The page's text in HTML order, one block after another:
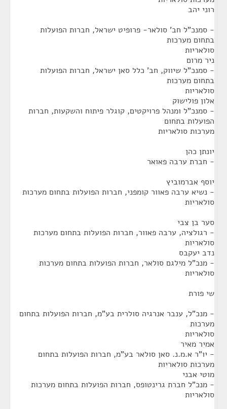
רוני יהב
- סמנכ"ל חב' סולאר- פרופיט ישראל, חברות הפועלות
בתחום מערכות
סולאריות
ניר מרום
- סמנכ"ל שיווק, חב' כלל סאן ישראל, חברות הפועלות
בתחום מערכות
סולאריות
אלון פולישוק
- סמנכ"ל ומנהל פרויקטים, קוגלר פיתוח והשקעות, חברות
הפועלות בתחום
מערכות סולאריות
יונתן כהן
- חברת ערבה פאואר
יוסף אברמוביץ
- נשיא ערבה פאוור קומפני, חברות הפועלות בתחום מערכות
סולאריות
סער בן צבי
- רגולציה, ערבה פאוור, חברות הפועלות בתחום מערכות
סולאריות
נדב יעקבס
- מנכ"ל מילגם סולאר, חברות הפועלות בתחום מערכות
סולאריות
שי פורת
- מנכ"ל, ענבר אנרגיה סולרית בע"מ, חברות הפועלות בתחום
מערכות
סולאריות
אמיר מאיר
- יו"ר א.מ.נ. סאן סולאר בע"מ, חברות הפועלות בתחום
מערכות סולאריות
מוטי אבני
- מנכ"ל חברת גרינטופס, חברות הפועלות בתחום מערכות
סולאריות